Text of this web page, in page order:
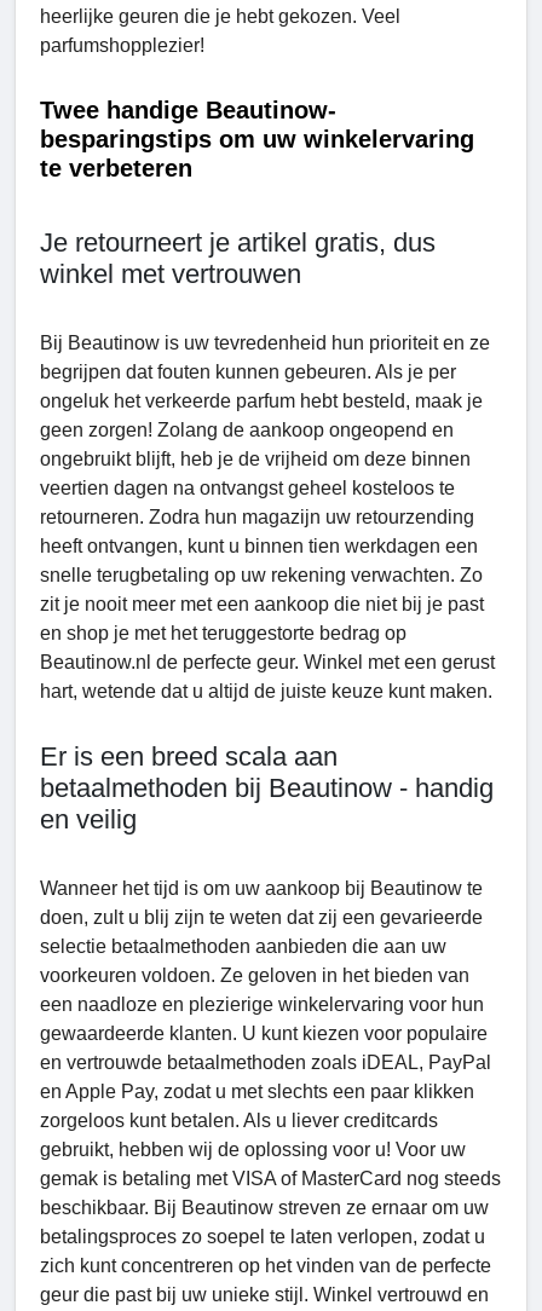
heerlijke geuren die je hebt gekozen. Veel
parfumshopplezier!
Twee handige Beautinow-
besparingstips om uw winkelervaring
te verbeteren
Je retourneert je artikel gratis, dus
winkel met vertrouwen
Bij Beautinow is uw tevredenheid hun prioriteit en ze
begrijpen dat fouten kunnen gebeuren. Als je per
ongeluk het verkeerde parfum hebt besteld, maak je
geen zorgen! Zolang de aankoop ongeopend en
ongebruikt blijft, heb je de vrijheid om deze binnen
veertien dagen na ontvangst geheel kosteloos te
retourneren. Zodra hun magazijn uw retourzending
heeft ontvangen, kunt u binnen tien werkdagen een
snelle terugbetaling op uw rekening verwachten. Zo
zit je nooit meer met een aankoop die niet bij je past
en shop je met het teruggestorte bedrag op
Beautinow.nl de perfecte geur. Winkel met een gerust
hart, wetende dat u altijd de juiste keuze kunt maken.
Er is een breed scala aan
betaalmethoden bij Beautinow - handig
en veilig
Wanneer het tijd is om uw aankoop bij Beautinow te
doen, zult u blij zijn te weten dat zij een gevarieerde
selectie betaalmethoden aanbieden die aan uw
voorkeuren voldoen. Ze geloven in het bieden van
een naadloze en plezierige winkelervaring voor hun
gewaardeerde klanten. U kunt kiezen voor populaire
en vertrouwde betaalmethoden zoals iDEAL, PayPal
en Apple Pay, zodat u met slechts een paar klikken
zorgeloos kunt betalen. Als u liever creditcards
gebruikt, hebben wij de oplossing voor u! Voor uw
gemak is betaling met VISA of MasterCard nog steeds
beschikbaar. Bij Beautinow streven ze ernaar om uw
betalingsproces zo soepel te laten verlopen, zodat u
zich kunt concentreren op het vinden van de perfecte
geur die past bij uw unieke stijl. Winkel vertrouwd en